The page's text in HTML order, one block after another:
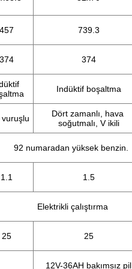
457 739.3
374 374
Indüktif boşaltma
Dört zamanlı, hava
soğutmalı, V ikili
92 numaradan yüksek benzin.
1.1 1.5
Elektrikli çalıştırma
25 25
12V-36AH bakımsız pil